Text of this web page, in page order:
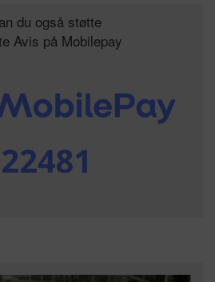
du også støtte
Avis på Mobilepay